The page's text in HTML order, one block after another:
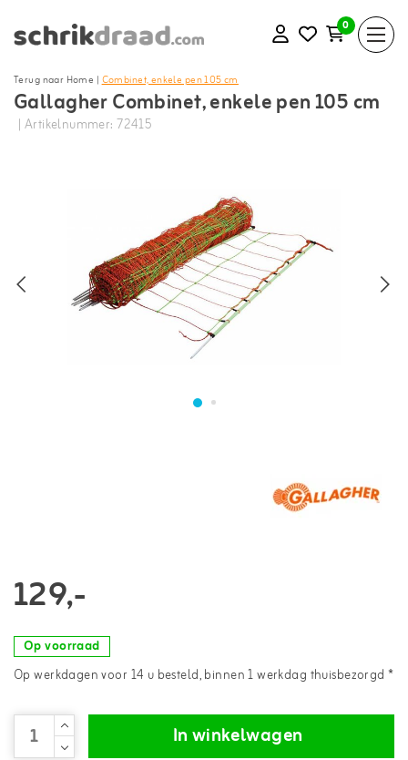
0
Terug naar Home |Combinet, enkele pen 105 cm
Gallagher Combinet, enkele pen 105 cm
| Artikelnummer: 72415
129,-
Op voorraad
Op werkdagen voor 14 u besteld, binnen 1 werkdag thuisbezorgd *
In winkelwagen